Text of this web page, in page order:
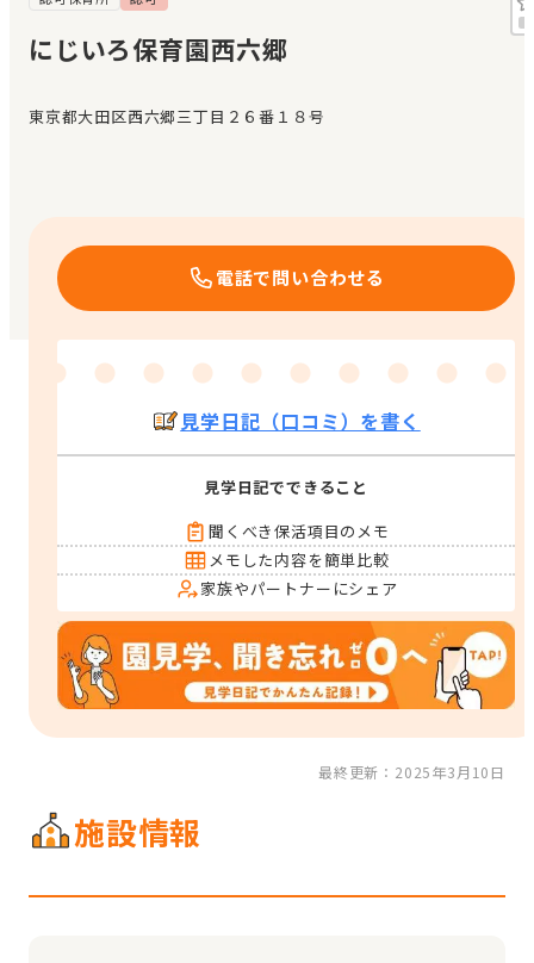
おすすめの園
エンクルの特徴と活用方法
にじいろ保育園西六郷
東京都大田区西六郷三丁目２６番１８号
電話で問い合わせる
見学日記（口コミ）を書く
見学日記でできること
聞くべき保活項目のメモ
メモした内容を簡単比較
家族やパートナーにシェア
最終更新：2025年3月10日
施設情報